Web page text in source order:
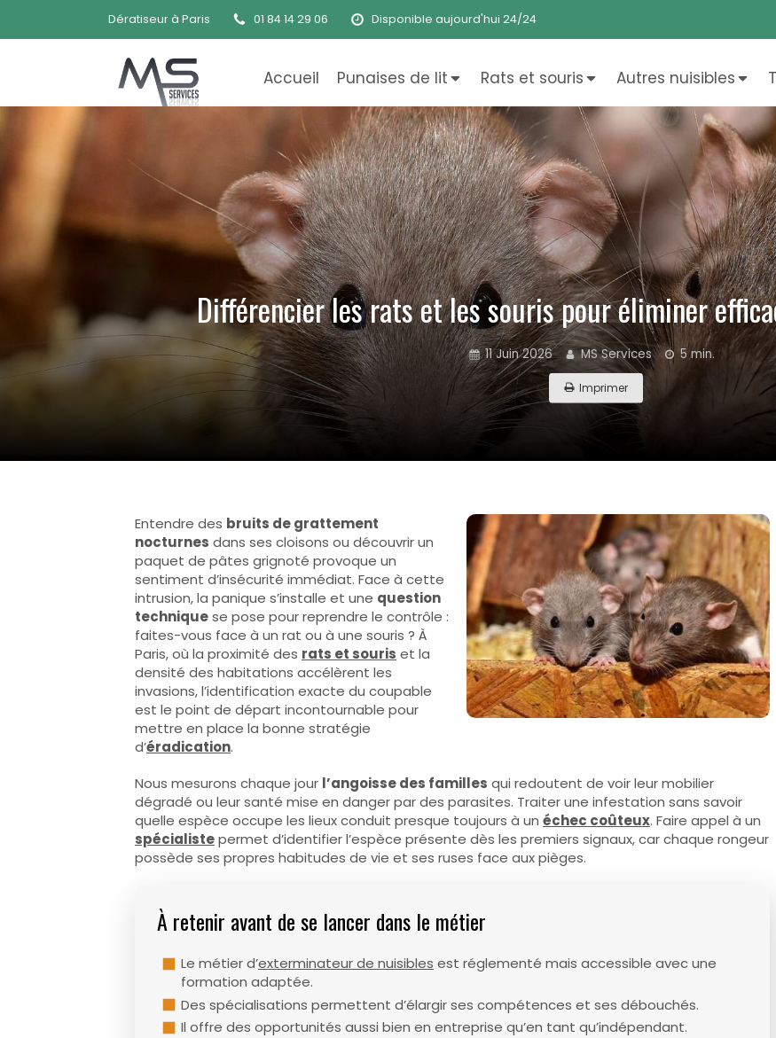
Dératiseur à Paris 01 84 14 29 06 Disponible aujourd'hui 24/24
Accueil Punaises de lit Rats et souris Autres nuisibles
Différencier les rats et les souris pour éliminer
11 Juin 2026 MS Services 5 min.
Imprimer
Entendre des bruits de grattement
nocturnes dans ses cloisons ou découvrir un
paquet de pâtes grignoté provoque un
sentiment d’insécurité immédiat. Face à cette
intrusion, la panique s’installe et une question
techniquese pose pour reprendre le contrôle :
faites-vous face à un rat ou à une souris ? À
Paris, où la proximité des rats et souris et la
densité des habitations accélèrent les
invasions, l’identification exacte du coupable
est le point de départ incontournable pour
mettre en place la bonne stratégie
d’éradication.
Nous mesurons chaque jour l’angoisse des familles qui redoutent de voir leur mobilier
dégradé ou leur santé mise en danger par des parasites. Traiter une infestation sans savoir
quelle espèce occupe les lieux conduit presque toujours à un échec coûteux. Faire appel à un
spécialistepermet d’identifier l’espèce présente dès les premiers signaux, car chaque rongeur
possède ses propres habitudes de vie et ses ruses face aux pièges.
À retenir avant de se lancer dans le métier
Le métier d’exterminateur de nuisibles est réglementé mais accessible avec une
formation adaptée.
Des spécialisations permettent d’élargir ses compétences et ses débouchés.
Il offre des opportunités aussi bien en entreprise qu’en tant qu’indépendant.